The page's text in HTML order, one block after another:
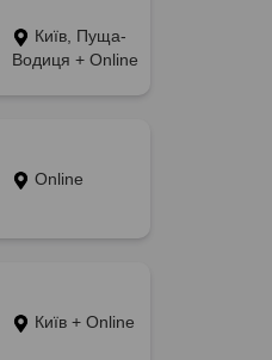
Київ, Пуща-
Водиця + Online
Online
Київ + Online